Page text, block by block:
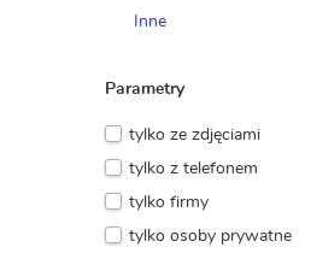
Inne
Parametry
tylko ze zdjęciami
tylko z telefonem
tylko firmy
tylko osoby prywatne